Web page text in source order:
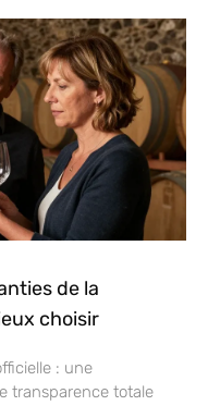
de la
choisir
: une
transparence totale